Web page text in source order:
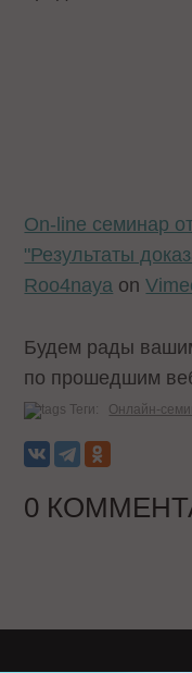
On-line семинар
"Результаты
Roo4naya on
Будем рады
по прошедшим
Теги: Онлайн-
0